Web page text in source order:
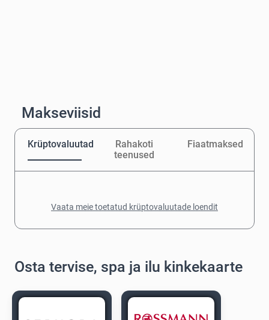
Makseviisid
Krüptovaluutad
Rahakoti
teenused
Fiaatmaksed
Vaata meie toetatud krüptovaluutade loendit
Osta tervise, spa ja ilu kinkekaarte